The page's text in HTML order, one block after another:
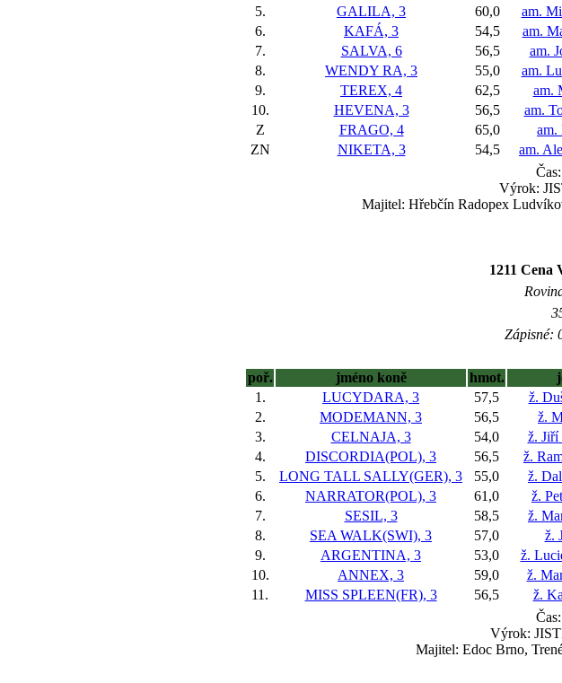
5.
GALILA, 3 60,0 am.
6.
KAFÁ, 3 54,5 am.
7.
SALVA, 6 56,5 am.
8.
WENDY RA, 3 55,0 am.
9.
TEREX, 4 62,5 am.
10.
HEVENA, 3 56,5 am.
Z
FRAGO, 4 65,0 am.
ZN
NIKETA, 3 54,5 am.
Čas:
Výrok:
Majitel: Hřebčín Radopex
1211 Cena
Zápisné:
poř.
jméno koně hmot.
1.
LUCYDARA, 3 57,5 ž.
2.
MODEMANN, 3 56,5 ž.
3.
CELNAJA, 3 54,0 ž. Jiří
4.
DISCORDIA(POL), 3 56,5 ž.
5.
LONG TALL SALLY(GER), 3 55,0 ž.
6.
NARRATOR(POL), 3 61,0 ž.
7.
SESIL, 3 58,5 ž.
8.
SEA WALK(SWI), 3 57,0 ž.
9.
ARGENTINA, 3 53,0 ž.
10.
ANNEX, 3 59,0 ž.
11.
MISS SPLEEN(FR), 3 56,5 ž.
Čas:
Výrok:
Majitel: Edoc Brno,